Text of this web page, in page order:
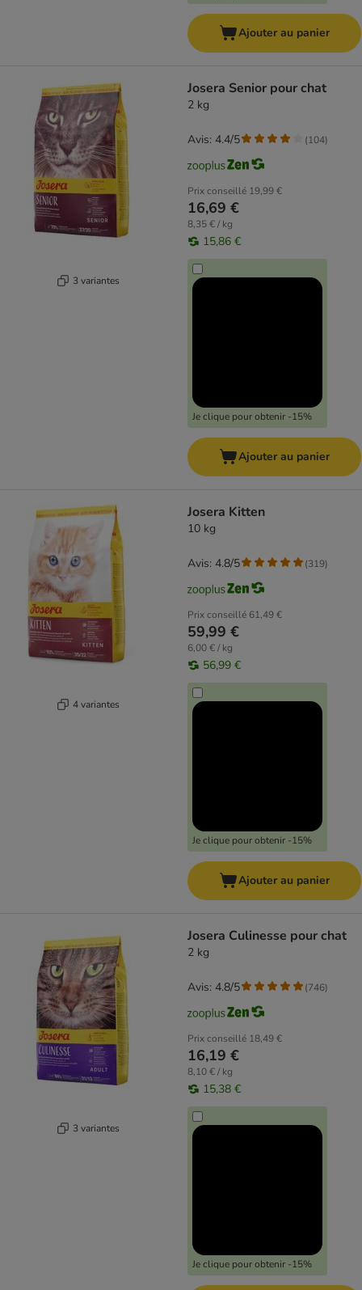
Ajouter au panier
3 variantes
Josera Senior pour chat
2 kg
Prix conseillé 19,99 €
16,69 €
8,35 € / kg
15,86 €
Je clique pour obtenir -15%
Avis: 4.4/5 (104)
Ajouter au panier
4 variantes
Josera Kitten
10 kg
Prix conseillé 61,49 €
59,99 €
6,00 € / kg
56,99 €
Je clique pour obtenir -15%
Avis: 4.8/5 (319)
Ajouter au panier
3 variantes
Josera Culinesse pour chat
2 kg
Prix conseillé 18,49 €
16,19 €
8,10 € / kg
15,38 €
Je clique pour obtenir -15%
Avis: 4.8/5 (746)